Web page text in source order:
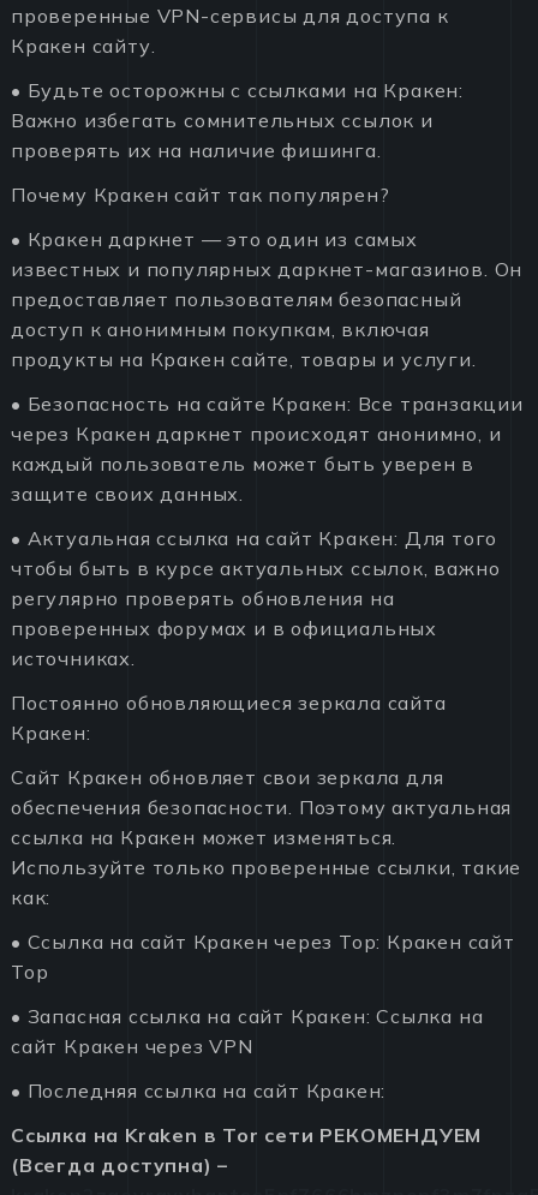
проверенные VPN-сервисы для доступа к
Кракен сайту.
• Будьте осторожны с ссылками на Кракен:
Важно избегать сомнительных ссылок и
проверять их на наличие фишинга.
Почему Кракен сайт так популярен?
• Кракен даркнет — это один из самых
известных и популярных даркнет-магазинов. Он
предоставляет пользователям безопасный
доступ к анонимным покупкам, включая
продукты на Кракен сайте, товары и услуги.
• Безопасность на сайте Кракен: Все транзакции
через Кракен даркнет происходят анонимно, и
каждый пользователь может быть уверен в
защите своих данных.
• Актуальная ссылка на сайт Кракен: Для того
чтобы быть в курсе актуальных ссылок, важно
регулярно проверять обновления на
проверенных форумах и в официальных
источниках.
Постоянно обновляющиеся зеркала сайта
Кракен:
Сайт Кракен обновляет свои зеркала для
обеспечения безопасности. Поэтому актуальная
ссылка на Кракен может изменяться.
Используйте только проверенные ссылки, такие
как:
• Ссылка на сайт Кракен через Тор: Кракен сайт
Тор
• Запасная ссылка на сайт Кракен: Ссылка на
сайт Кракен через VPN
• Последняя ссылка на сайт Кракен:
Ссылка на Kraken в Tor сети РЕКОМЕНДУЕМ
(Всегда доступна) –